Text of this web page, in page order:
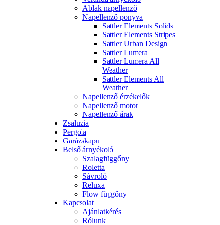
Ablak napellenző
Napellenző ponyva
Sattler Elements Solids
Sattler Elements Stripes
Sattler Urban Design
Sattler Lumera
Sattler Lumera All
Weather
Sattler Elements All
Weather
Napellenző érzékelők
Napellenző motor
Napellenző árak
Zsaluzia
Pergola
Garázskapu
Belső árnyékoló
Szalagfüggőny
Roletta
Sávroló
Reluxa
Flow függőny
Kapcsolat
Ajánlatkérés
Rólunk